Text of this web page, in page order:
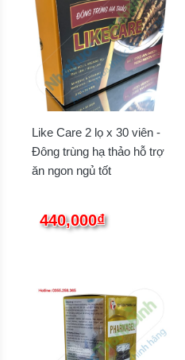
Like Care 2 lọ x 30 viên -
Đông trùng hạ thảo hỗ trợ
ăn ngon ngủ tốt
440,000₫